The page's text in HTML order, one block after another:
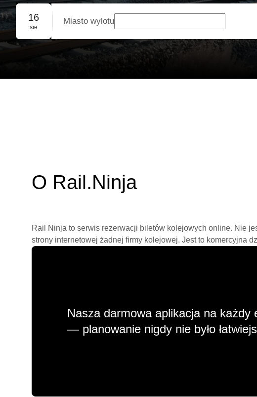
Podróż w obie strony
Rezerwacja grupowa
16
sie
Miasto wylotu
O Rail.Ninja
Rail Ninja to serwis rezerwacji biletów kolejowych online. Nie
strony internetowej żadnej firmy kolejowej. Jest to komercyjna
Nasza darmowa aplikacja na każdy
— planowanie nigdy nie było